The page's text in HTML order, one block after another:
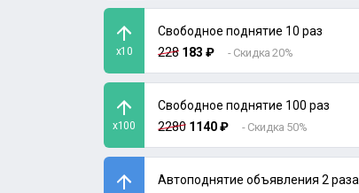
x10
Свободное поднятие 10 раз
228 183 ₽ - Скидка 20%
x100
Свободное поднятие 100 раз
2280 1140 ₽ - Скидка 50%
Автоподнятие объявления 2 раза